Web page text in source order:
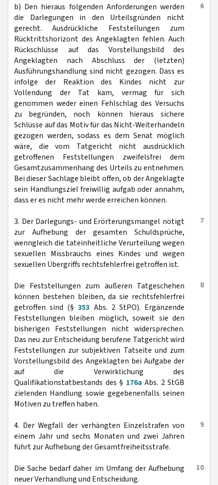
6
b) Den hieraus folgenden Anforderungen werden
die Darlegungen in den Urteilsgründen nicht
gerecht. Ausdrückliche Feststellungen zum
Rücktrittshorizont des Angeklagten fehlen. Auch
Rückschlüsse auf das Vorstellungsbild des
Angeklagten nach Abschluss der (letzten)
Ausführungshandlung sind nicht gezogen. Dass es
infolge der Reaktion des Kindes nicht zur
Vollendung der Tat kam, vermag für sich
genommen weder einen Fehlschlag des Versuchs
zu begründen, noch können hieraus sichere
Schlüsse auf das Motiv für das Nicht-Weiterhandeln
gezogen werden, sodass es dem Senat möglich
wäre, die vom Tatgericht nicht ausdrücklich
getroffenen Feststellungen zweifelsfrei dem
Gesamtzusammenhang des Urteils zu entnehmen.
Bei dieser Sachlage bleibt offen, ob der Angeklagte
sein Handlungsziel freiwillig aufgab oder annahm,
dass er es nicht mehr werde erreichen können.
7
3. Der Darlegungs- und Erörterungsmangel nötigt
zur Aufhebung der gesamten Schuldsprüche,
wenngleich die tateinheitliche Verurteilung wegen
sexuellen Missbrauchs eines Kindes und wegen
sexuellen Übergriffs rechtsfehlerfrei getroffen ist.
8
Die Feststellungen zum äußeren Tatgeschehen
können bestehen bleiben, da sie rechtsfehlerfrei
getroffen sind (§353 Abs. 2 StPO). Ergänzende
Feststellungen bleiben möglich, soweit sie den
bisherigen Feststellungen nicht widersprechen.
Das neu zur Entscheidung berufene Tatgericht wird
Feststellungen zur subjektiven Tatseite und zum
Vorstellungsbild des Angeklagten bei Aufgabe der
auf die Verwirklichung des
Qualifikationstatbestands des § 176a Abs. 2 StGB
zielenden Handlung sowie gegebenenfalls seinen
Motiven zu treffen haben.
9
4. Der Wegfall der verhängten Einzelstrafen von
einem Jahr und sechs Monaten und zwei Jahren
führt zur Aufhebung der Gesamtfreiheitsstrafe.
10
Die Sache bedarf daher im Umfang der Aufhebung
neuer Verhandlung und Entscheidung.